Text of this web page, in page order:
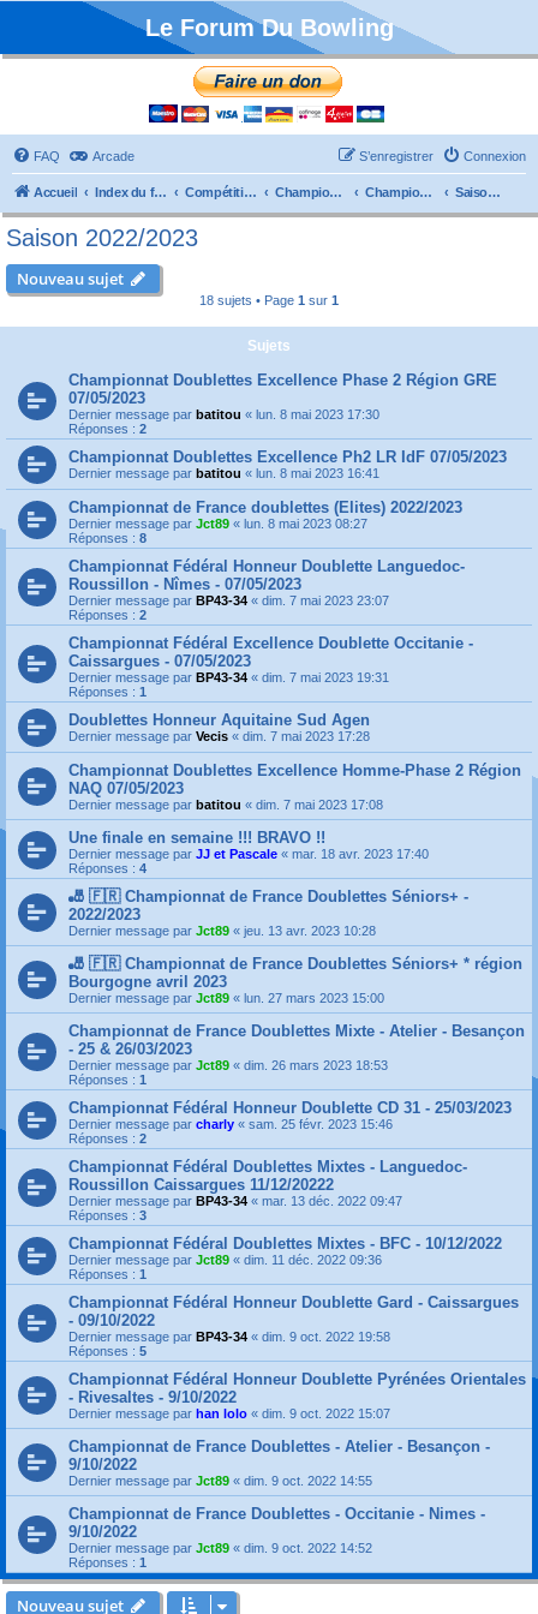
Le Forum Du Bowling
FAQ Arcade Connexion
S’enregistrer
Accueil Index du forum Compétitions Championnats de France Championnat Doublettes Saison 2022/2023
Saison 2022/2023
Nouveau sujet
18 sujets • Page 1 sur 1
Sujets
Championnat Doublettes Excellence Phase 2 Région GRE
07/05/2023
Dernier message par batitou « lun. 8 mai 2023 17:30
Réponses : 2
Championnat Doublettes Excellence Ph2 LR IdF 07/05/2023
Dernier message par batitou « lun. 8 mai 2023 16:41
Championnat de France doublettes (Elites) 2022/2023
Dernier message par Jct89 « lun. 8 mai 2023 08:27
Réponses : 8
Championnat Fédéral Honneur Doublette Languedoc-
Roussillon - Nîmes - 07/05/2023
Dernier message par BP43-34 « dim. 7 mai 2023 23:07
Réponses : 2
Championnat Fédéral Excellence Doublette Occitanie -
Caissargues - 07/05/2023
Dernier message par BP43-34 « dim. 7 mai 2023 19:31
Réponses : 1
Doublettes Honneur Aquitaine Sud Agen
Dernier message par Vecis « dim. 7 mai 2023 17:28
Championnat Doublettes Excellence Homme-Phase 2 Région
NAQ 07/05/2023
Dernier message par batitou « dim. 7 mai 2023 17:08
Une finale en semaine !!! BRAVO !!
Dernier message par JJ et Pascale « mar. 18 avr. 2023 17:40
Réponses : 4
🎳 🇫🇷 Championnat de France Doublettes Séniors+ -
2022/2023
Dernier message par Jct89 « jeu. 13 avr. 2023 10:28
🎳 🇫🇷 Championnat de France Doublettes Séniors+ * région
Bourgogne avril 2023
Dernier message par Jct89 « lun. 27 mars 2023 15:00
Championnat de France Doublettes Mixte - Atelier - Besançon
- 25 & 26/03/2023
Dernier message par Jct89 « dim. 26 mars 2023 18:53
Réponses : 1
Championnat Fédéral Honneur Doublette CD 31 - 25/03/2023
Dernier message par charly « sam. 25 févr. 2023 15:46
Réponses : 2
Championnat Fédéral Doublettes Mixtes - Languedoc-
Roussillon Caissargues 11/12/20222
Dernier message par BP43-34 « mar. 13 déc. 2022 09:47
Réponses : 3
Championnat Fédéral Doublettes Mixtes - BFC - 10/12/2022
Dernier message par Jct89 « dim. 11 déc. 2022 09:36
Réponses : 1
Championnat Fédéral Honneur Doublette Gard - Caissargues
- 09/10/2022
Dernier message par BP43-34 « dim. 9 oct. 2022 19:58
Réponses : 5
Championnat Fédéral Honneur Doublette Pyrénées Orientales
- Rivesaltes - 9/10/2022
Dernier message par han lolo « dim. 9 oct. 2022 15:07
Championnat de France Doublettes - Atelier - Besançon -
9/10/2022
Dernier message par Jct89 « dim. 9 oct. 2022 14:55
Championnat de France Doublettes - Occitanie - Nimes -
9/10/2022
Dernier message par Jct89 « dim. 9 oct. 2022 14:52
Réponses : 1
Nouveau sujet